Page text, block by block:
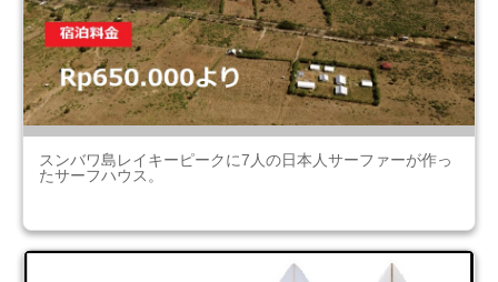
スンバワ島レイキーピークに7人の日本人サーファーが作っ
たサーフハウス。